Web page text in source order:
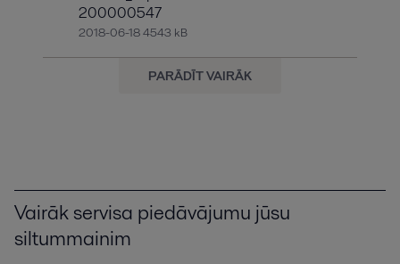
200000547
2018-06-18 4543 kB
PARĀDĪT VAIRĀK
Vairāk servisa piedāvājumu jūsu
siltummainim